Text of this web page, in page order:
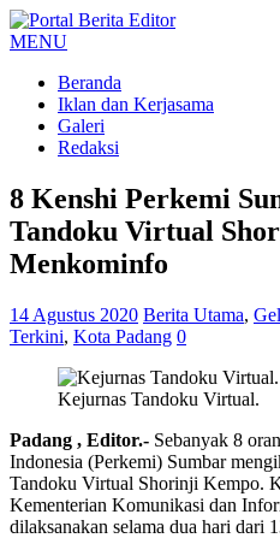
MENU
Beranda
Iklan dan Kerjasama
Galeri
Redaksi
8 Kenshi Perkemi
Tandoku Virtual
Menkominfo
14 Agustus 2020 Berita Utama,
Terkini, Kota Padang 0
Kejurnas Tandoku Virtual.
Padang , Editor.- Sebanyak 8
Indonesia (Perkemi) Sumbar
Tandoku Virtual Shorinji Kempo.
Kementerian Komunikasi dan
dilaksanakan selama dua hari dari